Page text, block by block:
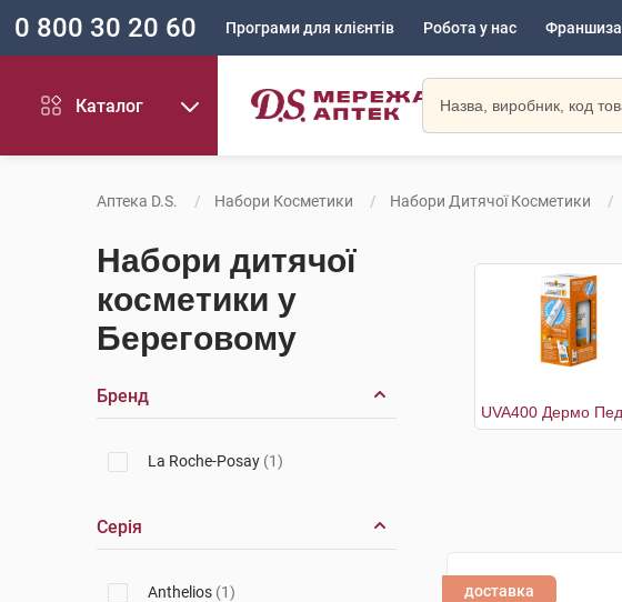
0 800 30 20 60 Програми для клієнтів Робота у нас Франшиза
Каталог
Аптека D.S. Набори Косметики Набори Дитячої Косметики
Набори дитячої
косметики у
Береговому
Бренд
La Roche-Posay (1)
Серія
Anthelios (1) доставка